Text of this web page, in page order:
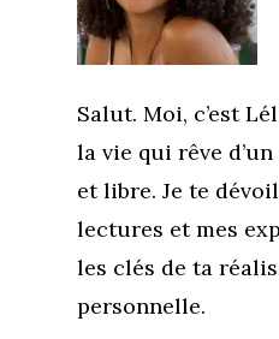
Salut. Moi, c’est
la vie qui rêve
et libre. Je te
lectures et mes
les clés de ta
personnelle.